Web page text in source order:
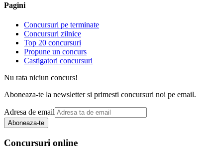
Pagini
Concursuri pe terminate
Concursuri zilnice
Top 20 concursuri
Propune un concurs
Castigatori concursuri
Nu rata niciun concurs!
Aboneaza-te la newsletter si primesti concursuri noi pe email.
Adresa de email
Aboneaza-te
Concursuri online